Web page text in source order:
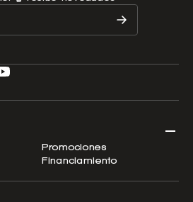
Promociones
Financiamiento